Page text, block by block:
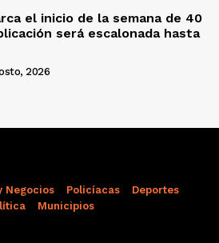
el inicio de la semana de 40
será escalonada hasta
2026
Negocios Policíacas
Deportes
Municipios